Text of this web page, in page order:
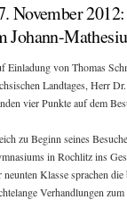
November
Johann-
Einladung von Thomas
Landtages, Herr
vier Punkte auf dem
zu Beginn seines
in Rochlitz ins
neunten Klasse sprachen
Verhandlungen